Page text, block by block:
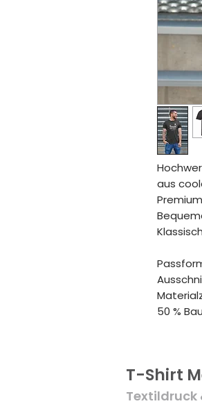
aus
50 %
T-Shirt
Textildruck